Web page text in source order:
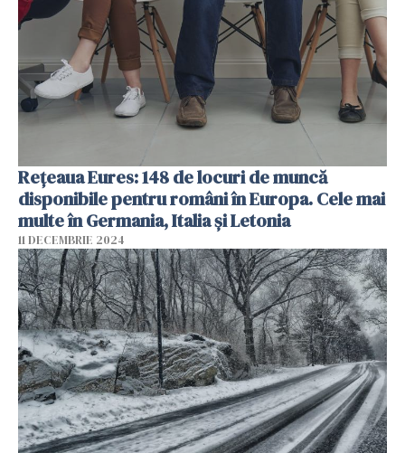
Rețeaua Eures: 148 de locuri de muncă
disponibile pentru români în Europa. Cele mai
multe în Germania, Italia și Letonia
11 DECEMBRIE 2024